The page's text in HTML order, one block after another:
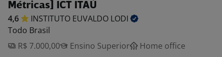
Métricas] ICT ITAÚ
4,6 INSTITUTO EUVALDO LODI
Todo Brasil
R$ 7.000,00
Ensino Superior Home office